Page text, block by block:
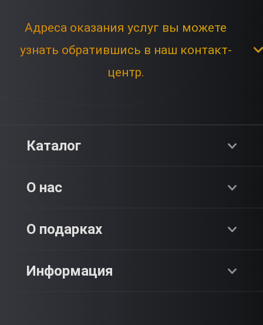
Адреса оказания услуг вы можете
узнать обратившись в наш контакт-
центр.
Каталог
О нас
О компании
О подарках
Как это работает?
Информация